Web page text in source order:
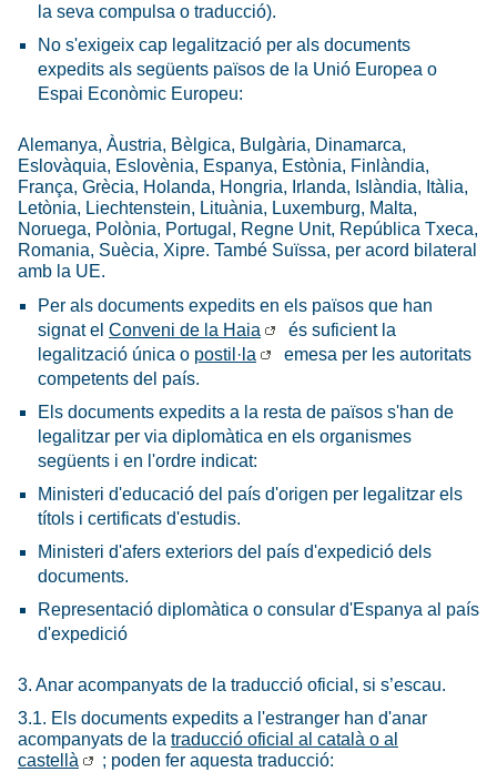
la seva compulsa o traducció).
No s'exigeix cap legalització per als documents
expedits als següents països de la Unió Europea o
Espai Econòmic Europeu:
Alemanya, Àustria, Bèlgica, Bulgària, Dinamarca,
Eslovàquia, Eslovènia, Espanya, Estònia, Finlàndia,
França, Grècia, Holanda, Hongria, Irlanda, Islàndia, Itàlia,
Letònia, Liechtenstein, Lituània, Luxemburg, Malta,
Noruega, Polònia, Portugal, Regne Unit, República Txeca,
Romania, Suècia, Xipre. També Suïssa, per acord bilateral
amb la UE.
Per als documents expedits en els països que han
signat el Conveni de la Haia
és suficient la
legalització única o postil·la
emesa per les autoritats
competents del país.
Els documents expedits a la resta de països s'han de
legalitzar per via diplomàtica en els organismes
següents i en l'ordre indicat:
Ministeri d'educació del país d'origen per legalitzar els
títols i certificats d'estudis.
Ministeri d'afers exteriors del país d'expedició dels
documents.
Representació diplomàtica o consular d'Espanya al país
d'expedició
3. Anar acompanyats de la traducció oficial, si s’escau.
3.1. Els documents expedits a l'estranger han d'anar
acompanyats de la traducció oficial al català o al
castellà
; poden fer aquesta traducció: